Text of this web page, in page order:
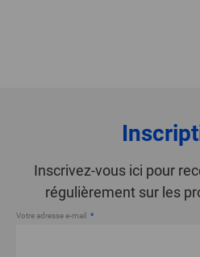
Inscrivez-vous ici pour
régulièrement sur les
Votre adresse e-mail